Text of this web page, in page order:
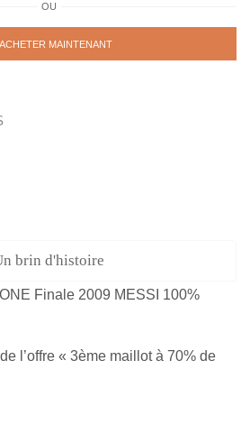
OU
ACHETER MAINTENANT
brin d'histoire
Finale 2009 MESSI 100%
l’offre « 3ème maillot à 70% de